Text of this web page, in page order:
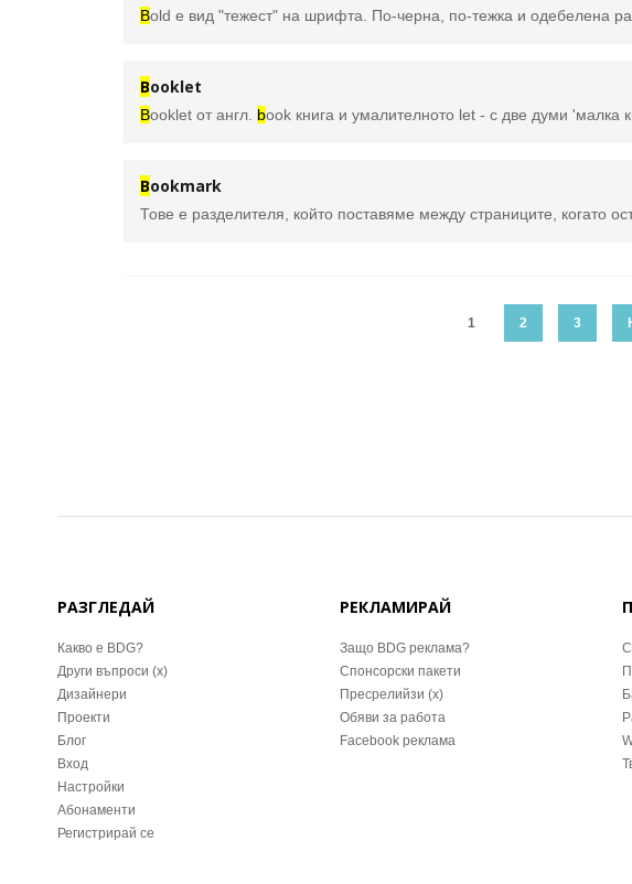
Bold е вид "тежест" на шрифта. По-черна, по-тежка и одебелена разновидност на шрифта, в сравнение с тежеста на шрифтовете от семейството "Роман". Използва се за заглавията и когато трябва да се даде важност на
Booklet
Booklet от англ. book книга и умалителното let - с две думи 'малка
Bookmark
1 2 3
РАЗГЛЕДАЙ
Какво е BDG?
Други въпроси (x)
Дизайнери
Проекти
Блог
Вход
Настройки
Абонаменти
Регистрирай се
РЕКЛАМИРАЙ
Защо BDG реклама?
Спонсорски пакети
Пресрелийзи (x)
Обяви за работа
Facebook реклама